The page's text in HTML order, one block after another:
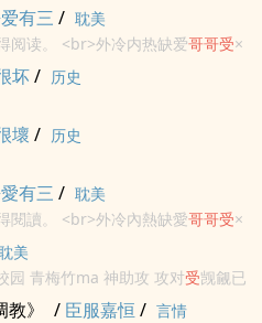
机》《追求GV圈的出圈美0》
激病态占有欲弟弟...
有三 / 耽美
阅读。 <br>外冷内热缺爱哥哥受×
狼崽惦记多年的
里发展过程<br><br>排雷:攻洁
坏/ 历史
壞 / 历史
有三 / 耽美
閱讀。 <br>外冷內熱缺愛哥哥受×
狼崽惦記多年的
裡發展過程<br><br>排雷:攻潔
美
园 青梅竹ma 神助攻 攻对受觊觎已
一路畅通 HE
教》 / 臣服嘉恒 / 言情